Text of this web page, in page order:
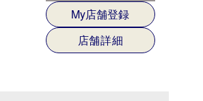
My店舗登録
店舗詳細